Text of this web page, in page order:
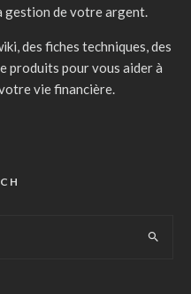
gestion de votre argent.
des fiches techniques, des
produits pour vous aider à
vie financière.